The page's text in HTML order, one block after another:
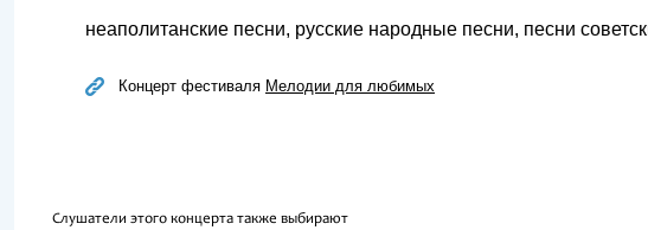
неаполитанские песни, русские народные песни, песни
Концерт фестиваля Мелодии для любимых
Слушатели этого концерта также выбирают